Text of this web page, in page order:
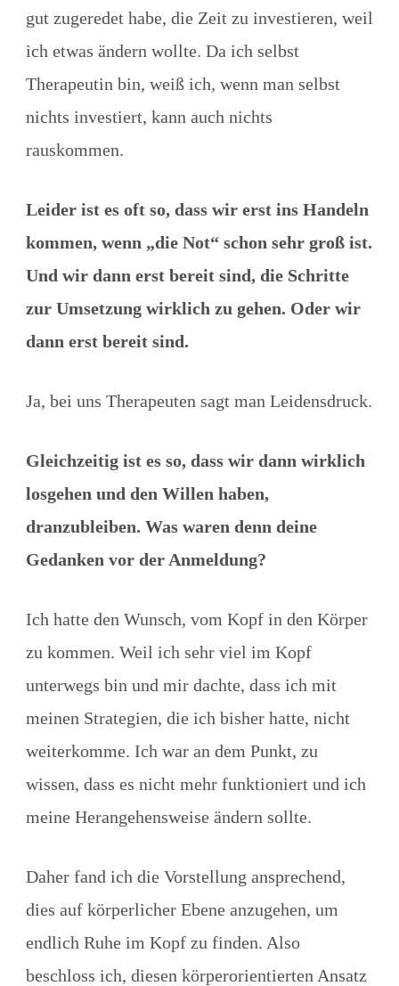
gut zugeredet habe, die Zeit zu investieren, weil
ich etwas ändern wollte. Da ich selbst
Therapeutin bin, weiß ich, wenn man selbst
nichts investiert, kann auch nichts
rauskommen.
Leider ist es oft so, dass wir erst ins Handeln
kommen, wenn „die Not“ schon sehr groß ist.
Und wir dann erst bereit sind, die Schritte
zur Umsetzung wirklich zu gehen. Oder wir
dann erst bereit sind.
Ja, bei uns Therapeuten sagt man Leidensdruck.
Gleichzeitig ist es so, dass wir dann wirklich
losgehen und den Willen haben,
dranzubleiben. Was waren denn deine
Gedanken vor der Anmeldung?
Ich hatte den Wunsch, vom Kopf in den Körper
zu kommen. Weil ich sehr viel im Kopf
unterwegs bin und mir dachte, dass ich mit
meinen Strategien, die ich bisher hatte, nicht
weiterkomme. Ich war an dem Punkt, zu
wissen, dass es nicht mehr funktioniert und ich
meine Herangehensweise ändern sollte.
Daher fand ich die Vorstellung ansprechend,
dies auf körperlicher Ebene anzugehen, um
endlich Ruhe im Kopf zu finden. Also
beschloss ich, diesen körperorientierten Ansatz